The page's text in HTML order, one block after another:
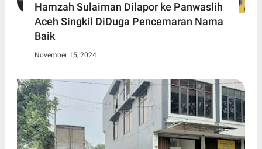
Hamzah Sulaiman Dilapor ke Panwaslih
Aceh Singkil DiDuga Pencemaran Nama
Baik
November 15, 2024